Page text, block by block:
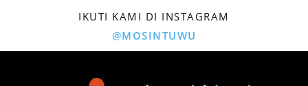
IKUTI KAMI DI INSTAGRAM
@MOSINTUWU